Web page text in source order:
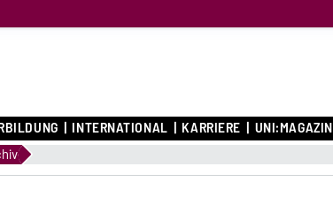
INTERNATIONAL KARRIERE UNI:MAGAZIN